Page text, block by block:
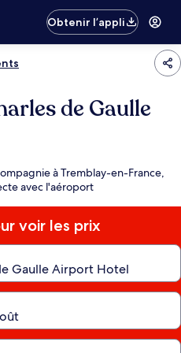
Obtenir l’appli
de Gaulle
à Tremblay-en-France,
avec l'aéroport
voir les prix